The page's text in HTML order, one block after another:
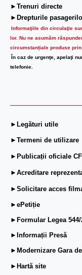
►Trenuri directe
►Drepturile
Informaţiile din circulaţie
lor. Nu ne asumăm
circumstanțiale produse
În caz de urgenţe, apelaţi
telefonie.
►Legături utile
►Termeni de utilizare
►Publicații oficiale
►Acreditare
►Solicitare acces
►ePetiție
►Formular Legea 544/
►Informații Presă
►Modernizare Gara
►Hartă site